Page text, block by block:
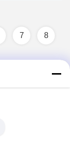
7 8